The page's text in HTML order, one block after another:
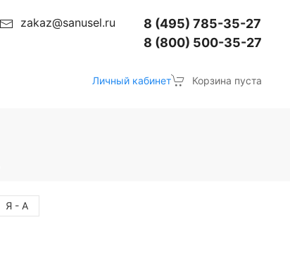
zakaz@sanusel.ru
8 (495) 785-35-27
8 (800) 500-35-27
Личный кабинет Корзина пуста
Я - А